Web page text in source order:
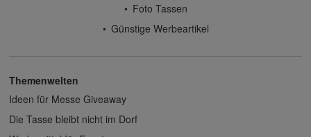
Foto Tassen
Günstige Werbeartikel
Themenwelten
Ideen für Messe Giveaway
Die Tasse bleibt nicht im Dorf